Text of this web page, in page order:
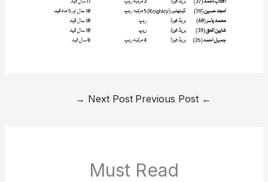
←
Next Post
→
Must Read